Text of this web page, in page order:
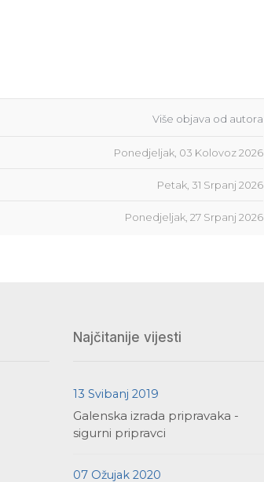
Više objava od autora
Ponedjeljak, 03 Kolovoz 2026
Petak, 31 Srpanj 2026
Ponedjeljak, 27 Srpanj 2026
Najčitanije vijesti
13 Svibanj 2019
Galenska izrada pripravaka -
sigurni pripravci
07 Ožujak 2020